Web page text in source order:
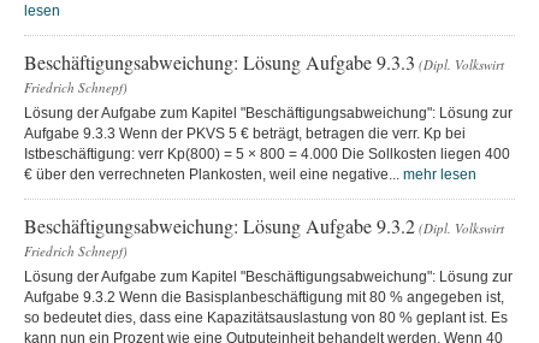
lesen
Beschäftigungsabweichung: Lösung Aufgabe 9.3.3 (Dipl. Volkswirt
Friedrich Schnepf)
Lösung der Aufgabe zum Kapitel "Beschäftigungsabweichung": Lösung zur
Aufgabe 9.3.3 Wenn der PKVS 5 € beträgt, betragen die verr. Kp bei
Istbeschäftigung: verr Kp(800) = 5 × 800 = 4.000 Die Sollkosten liegen 400
€ über den verrechneten Plankosten, weil eine negative... mehr lesen
Beschäftigungsabweichung: Lösung Aufgabe 9.3.2 (Dipl. Volkswirt
Friedrich Schnepf)
Lösung der Aufgabe zum Kapitel "Beschäftigungsabweichung": Lösung zur
Aufgabe 9.3.2 Wenn die Basisplanbeschäftigung mit 80 % angegeben ist,
so bedeutet dies, dass eine Kapazitätsauslastung von 80 % geplant ist. Es
kann nun ein Prozent wie eine Outputeinheit behandelt werden. Wenn 40